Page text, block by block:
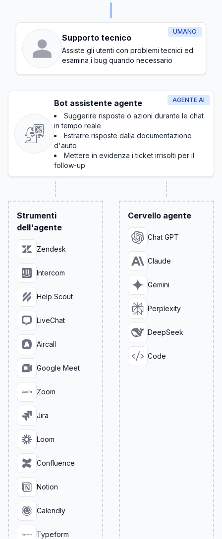
UMANO
Supporto tecnico
Assiste gli utenti con problemi tecnici ed
esamina i bug quando necessario
AGENTE AI
Bot assistente agente
Suggerire risposte o azioni durante le chat
in tempo reale
Estrarre risposte dalla documentazione
d'aiuto
Mettere in evidenza i ticket irrisolti per il
follow-up
Strumenti
dell'agente
Zendesk
Intercom
Help Scout
LiveChat
Aircall
Google Meet
Zoom
Jira
Loom
Confluence
Notion
Calendly
Typeform
Cervello agente
Chat GPT
Claude
Gemini
Perplexity
DeepSeek
Code